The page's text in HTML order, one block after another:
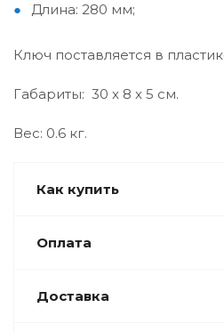
Длина: 280 мм;
Ключ поставляется в
Габариты: 30 x 8 x 5 см.
Вес: 0.6 кг.
Как купить
Оплата
Доставка